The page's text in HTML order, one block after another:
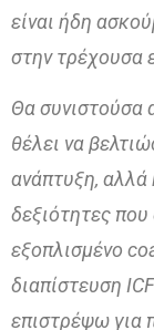
είναι ήδη
στην τρέχουσα
Θα συνιστούσα
θέλει να
ανάπτυξη, αλλά
δεξιότητες που
εξοπλισμένο
διαπίστευση
επιστρέψω για